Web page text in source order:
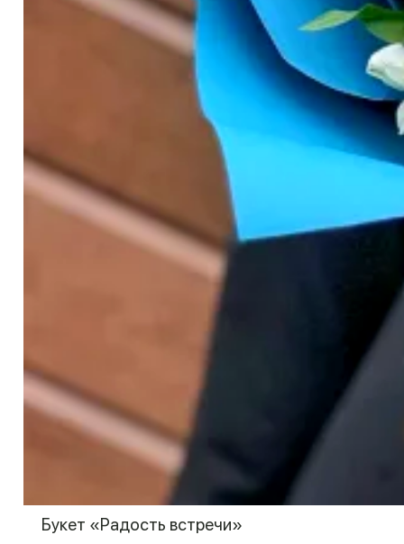
Букет «Радость встречи»